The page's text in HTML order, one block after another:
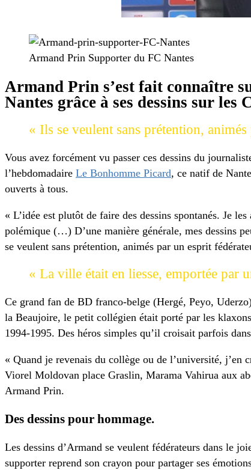
00:00/01:27
Armand Prin Supporter du FC Nantes
Armand Prin s’est fait connaître
Nantes grâce à ses dessins sur les
« Ils se veulent sans prétention,
Vous avez forcément vu passer ces dessins du
l’hebdomadaire Le Bonhomme Picard, ce natif de
ouverts à tous.
« L’idée est plutôt de faire des dessins spontanés. Je
polémique (…) D’une manière générale, mes dessins
se veulent sans prétention, animés par un esprit
« La ville était en liesse, emportée par
Ce grand fan de BD franco-belge (Hergé, Peyo,
la Beaujoire, le petit collégien était porté par les
1994-1995. Des héros simples qu’il croisait parfois
« Quand je revenais du collège ou de l’université, j’en
Viorel Moldovan place Graslin, Marama Vahirua aux
Armand Prin.
Des dessins pour hommage.
Les dessins d’Armand se veulent fédérateurs dans le
supporter reprend son crayon pour partager ses